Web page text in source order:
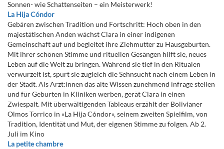
Sonnen- wie Schattenseiten – ein Meisterwerk!
La Hija Cóndor
Gebären zwischen Tradition und Fortschritt: Hoch oben in den
majestätischen Anden wächst Clara in einer indigenen
Gemeinschaft auf und begleitet ihre Ziehmutter zu Hausgeburten.
Mit ihrer schönen Stimme und rituellen Gesängen hilft sie, neues
Leben auf die Welt zu bringen. Während sie tief in den Ritualen
verwurzelt ist, spürt sie zugleich die Sehnsucht nach einem Leben in
der Stadt. Als Ärzt:innen das alte Wissen zunehmend infrage stellen
und für Geburten in Kliniken werben, gerät Clara in einen
Zwiespalt. Mit überwältigenden Tableaus erzählt der Bolivianer
Olmos Torrico in «La Hija Cóndor», seinem zweiten Spielfilm, von
Tradition, Identität und Mut, der eigenen Stimme zu folgen. Ab 2.
Juli im Kino
La petite chambre